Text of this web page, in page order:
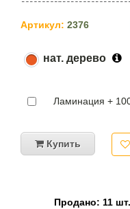
Артикул: 2376
нат. дерево
Ламинация +
Купить
Продано: 11 шт.